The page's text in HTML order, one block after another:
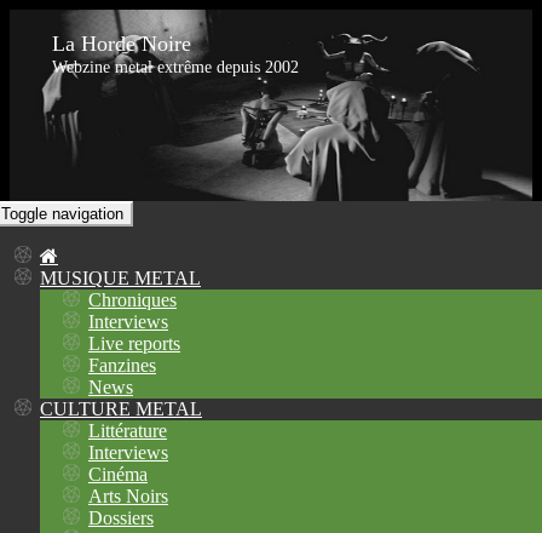
La Horde Noire
Webzine metal extrême depuis 2002
Toggle navigation
MUSIQUE METAL
Chroniques
Interviews
Live reports
Fanzines
News
CULTURE METAL
Littérature
Interviews
Cinéma
Arts Noirs
Dossiers